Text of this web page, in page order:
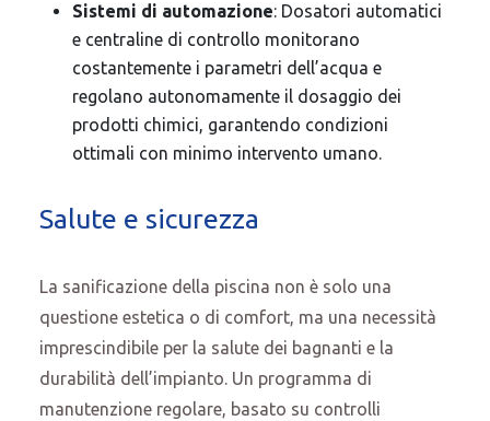
Sistemi di automazione: Dosatori automatici
e centraline di controllo monitorano
costantemente i parametri dell’acqua e
regolano autonomamente il dosaggio dei
prodotti chimici, garantendo condizioni
ottimali con minimo intervento umano.
Salute e sicurezza
La sanificazione della piscina non è solo una
questione estetica o di comfort, ma una necessità
imprescindibile per la salute dei bagnanti e la
durabilità dell’impianto. Un programma di
manutenzione regolare, basato su controlli